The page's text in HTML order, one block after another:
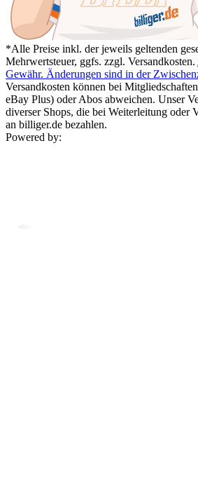
*Alle Preise inkl. der jeweils geltenden
Mehrwertsteuer, ggfs. zzgl. Versandkosten.
Gewähr. Änderungen sind in der
Versandkosten können bei
eBay Plus) oder Abos abweichen. Unser
diverser Shops, die bei Weiterleitung oder
an billiger.de bezahlen.
Powered by: